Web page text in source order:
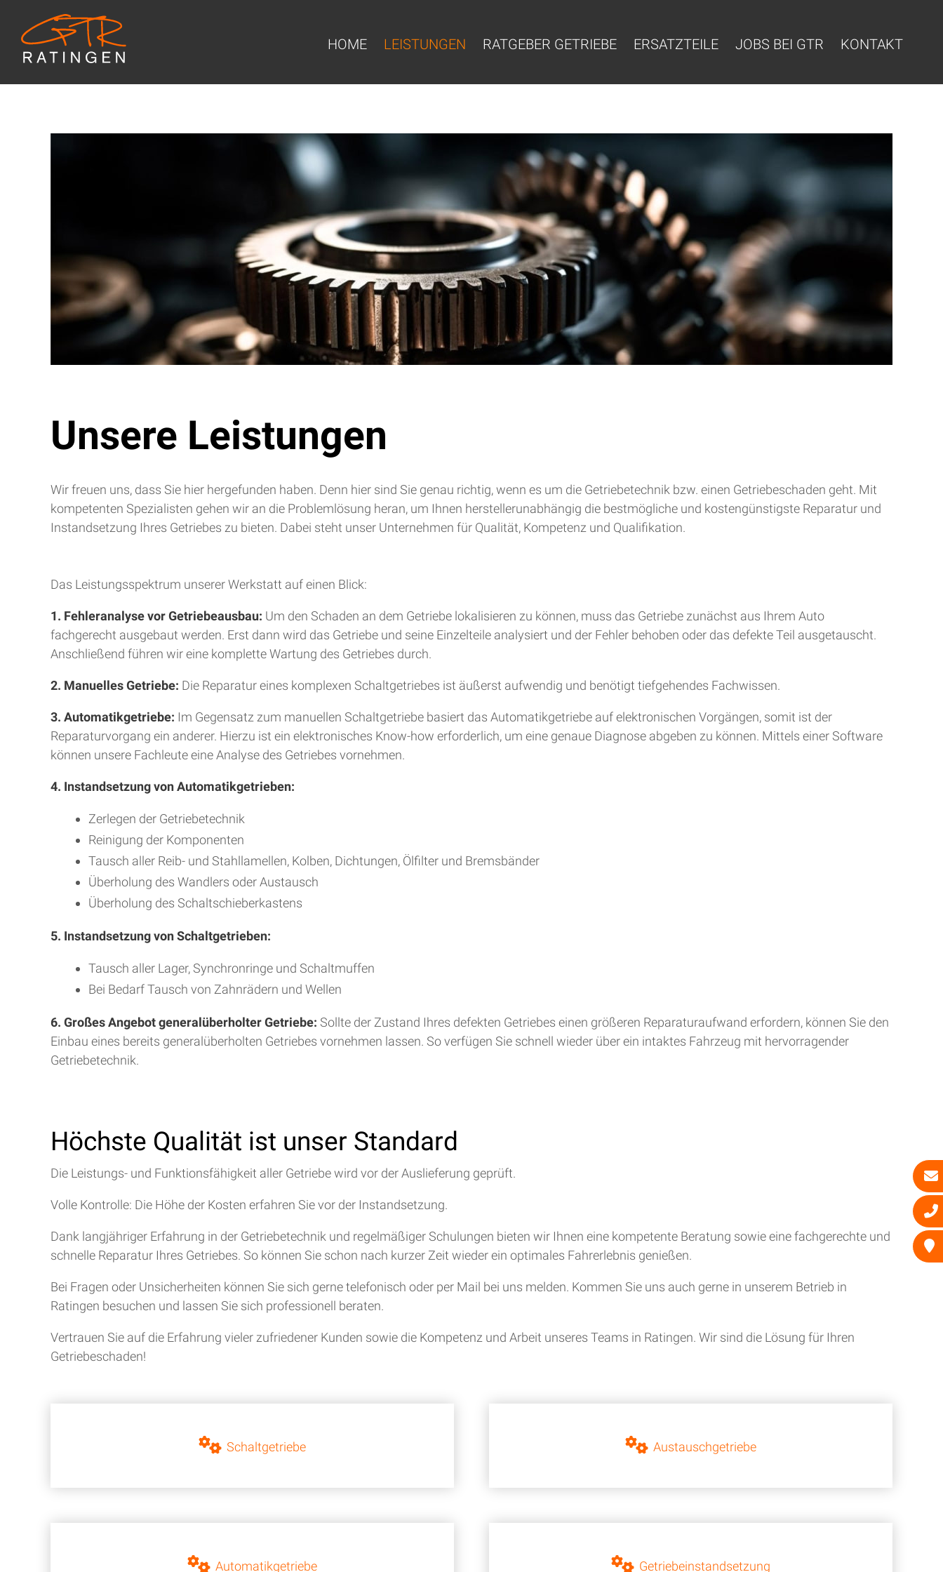
HOME LEISTUNGEN RATGEBER GETRIEBE ERSATZTEILE JOBS BEI GTR KONTAKT
Unsere Leistungen
Wir freuen uns, dass Sie hier hergefunden haben. Denn hier sind Sie genau richtig, wenn es um die Getriebetechnik bzw. einen Getriebeschaden geht. Mit
kompetenten Spezialisten gehen wir an die Problemlösung heran, um Ihnen herstellerunabhängig die bestmögliche und kostengünstigste Reparatur und
Instandsetzung Ihres Getriebes zu bieten. Dabei steht unser Unternehmen für Qualität, Kompetenz und Qualifikation.
Das Leistungsspektrum unserer Werkstatt auf einen Blick:
1. Fehleranalyse vor Getriebeausbau: Um den Schaden an dem Getriebe lokalisieren zu können, muss das Getriebe zunächst aus Ihrem Auto
fachgerecht ausgebaut werden. Erst dann wird das Getriebe und seine Einzelteile analysiert und der Fehler behoben oder das defekte Teil ausgetauscht.
Anschließend führen wir eine komplette Wartung des Getriebes durch.
2. Manuelles Getriebe: Die Reparatur eines komplexen Schaltgetriebes ist äußerst aufwendig und benötigt tiefgehendes Fachwissen.
3. Automatikgetriebe: Im Gegensatz zum manuellen Schaltgetriebe basiert das Automatikgetriebe auf elektronischen Vorgängen, somit ist der
Reparaturvorgang ein anderer. Hierzu ist ein elektronisches Know-how erforderlich, um eine genaue Diagnose abgeben zu können. Mittels einer Software
können unsere Fachleute eine Analyse des Getriebes vornehmen.
4. Instandsetzung von Automatikgetrieben:
Zerlegen der Getriebetechnik
Reinigung der Komponenten
Tausch aller Reib- und Stahllamellen, Kolben, Dichtungen, Ölfilter und Bremsbänder
Überholung des Wandlers oder Austausch
Überholung des Schaltschieberkastens
5. Instandsetzung von Schaltgetrieben:
Tausch aller Lager, Synchronringe und Schaltmuffen
Bei Bedarf Tausch von Zahnrädern und Wellen
6. Großes Angebot generalüberholter Getriebe: Sollte der Zustand Ihres defekten Getriebes einen größeren Reparaturaufwand erfordern, können Sie den
Einbau eines bereits generalüberholten Getriebes vornehmen lassen. So verfügen Sie schnell wieder über ein intaktes Fahrzeug mit hervorragender
Getriebetechnik.
Höchste Qualität ist unser Standard
Die Leistungs- und Funktionsfähigkeit aller Getriebe wird vor der Auslieferung geprüft.
Volle Kontrolle: Die Höhe der Kosten erfahren Sie vor der Instandsetzung.
Dank langjähriger Erfahrung in der Getriebetechnik und regelmäßiger Schulungen bieten wir Ihnen eine kompetente Beratung sowie eine fachgerechte und
schnelle Reparatur Ihres Getriebes. So können Sie schon nach kurzer Zeit wieder ein optimales Fahrerlebnis genießen.
Bei Fragen oder Unsicherheiten können Sie sich gerne telefonisch oder per Mail bei uns melden. Kommen Sie uns auch gerne in unserem Betrieb in
Ratingen besuchen und lassen Sie sich professionell beraten.
Vertrauen Sie auf die Erfahrung vieler zufriedener Kunden sowie die Kompetenz und Arbeit unseres Teams in Ratingen. Wir sind die Lösung für Ihren
Getriebeschaden!
Schaltgetriebe Austauschgetriebe
Automatikgetriebe Getriebeinstandsetzung